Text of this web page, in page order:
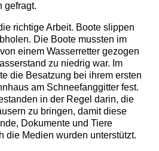
gefragt.
richtige Arbeit. Boote slippen
Die Boote mussten im
einem Wasserretter gezogen
zu niedrig war. Im
die Besatzung bei ihrem ersten
am Schneefanggitter fest.
in der Regel darin, die
zu bringen, damit diese
Dokumente und Tiere
die Medien wurden unterstützt.